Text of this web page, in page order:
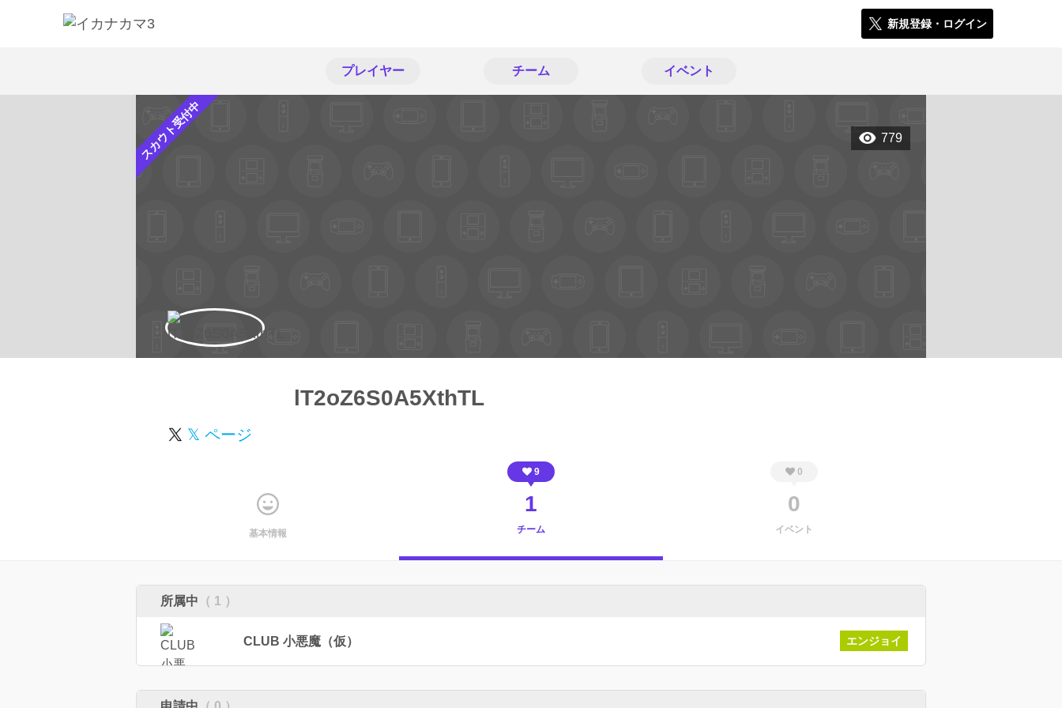
新規登録・ログイン
プレイヤー チーム イベント
スカウト受付中 779
lT2oZ6S0A5XthTL
𝕏 ページ
基本情報
9
1
チーム
0
0
イベント
所属中 （ 1 ）
CLUB 小悪魔（仮） エンジョイ